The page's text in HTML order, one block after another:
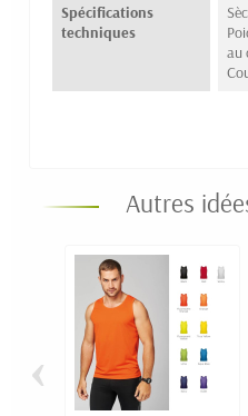
Spécifications
techniques
au
Autres
‹